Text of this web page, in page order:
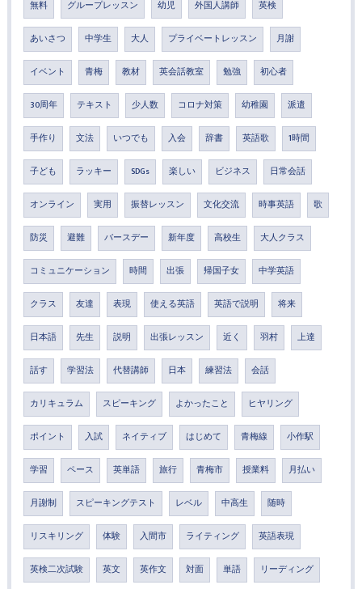
無料 グループレッスン 幼児 外国人講師 英検
あいさつ 中学生 大人 プライベートレッスン 月謝
イベント 青梅 教材 英会話教室 勉強 初心者
30周年 テキスト 少人数 コロナ対策 幼稚園 派遣
手作り 文法 いつでも 入会 辞書 英語歌 1時間
子ども ラッキー SDGs 楽しい ビジネス 日常会話
オンライン 実用 振替レッスン 文化交流 時事英語 歌
防災 避難 バースデー 新年度 高校生 大人クラス
コミュニケーション 時間 出張 帰国子女 中学英語
クラス 友達 表現 使える英語 英語で説明 将来
日本語 先生 説明 出張レッスン 近く 羽村 上達
話す 学習法 代替講師 日本 練習法 会話
カリキュラム スピーキング よかったこと ヒヤリング
ポイント 入試 ネイティブ はじめて 青梅線 小作駅
学習 ペース 英単語 旅行 青梅市 授業料 月払い
月謝制 スピーキングテスト レベル 中高生 随時
リスキリング 体験 入間市 ライティング 英語表現
英検二次試験 英文 英作文 対面 単語 リーディング